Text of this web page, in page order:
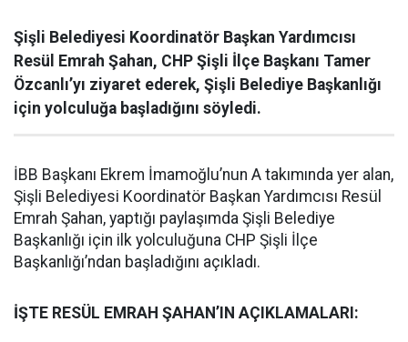
Şişli Belediyesi Koordinatör Başkan Yardımcısı
Resül Emrah Şahan, CHP Şişli İlçe Başkanı Tamer
Özcanlı’yı ziyaret ederek, Şişli Belediye Başkanlığı
için yolculuğa başladığını söyledi.
İBB Başkanı Ekrem İmamoğlu’nun A takımında yer alan,
Şişli Belediyesi Koordinatör Başkan Yardımcısı Resül
Emrah Şahan, yaptığı paylaşımda Şişli Belediye
Başkanlığı için ilk yolculuğuna CHP Şişli İlçe
Başkanlığı’ndan başladığını açıkladı.
İŞTE RESÜL EMRAH ŞAHAN’IN AÇIKLAMALARI: